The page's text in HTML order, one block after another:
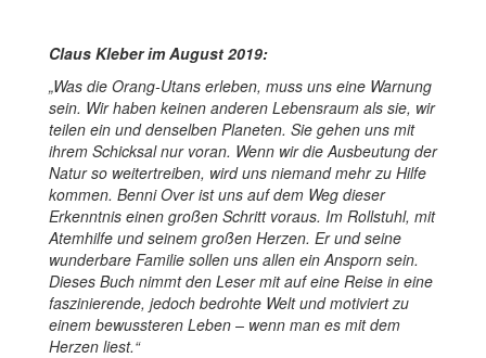
Claus Kleber im August 2019:
„Was die Orang-Utans erleben, muss uns eine Warnung
sein. Wir haben keinen anderen Lebensraum als sie, wir
teilen ein und denselben Planeten. Sie gehen uns mit
ihrem Schicksal nur voran. Wenn wir die Ausbeutung der
Natur so weitertreiben, wird uns niemand mehr zu Hilfe
kommen. Benni Over ist uns auf dem Weg dieser
Erkenntnis einen großen Schritt voraus. Im Rollstuhl, mit
Atemhilfe und seinem großen Herzen. Er und seine
wunderbare Familie sollen uns allen ein Ansporn sein.
Dieses Buch nimmt den Leser mit auf eine Reise in eine
faszinierende, jedoch bedrohte Welt und motiviert zu
einem bewussteren Leben – wenn man es mit dem
Herzen liest.“